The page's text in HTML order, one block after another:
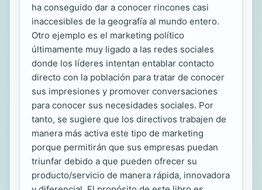
ha conseguido dar a conocer rincones casi
inaccesibles de la geografía al mundo entero.
Otro ejemplo es el marketing político
últimamente muy ligado a las redes sociales
donde los líderes intentan entablar contacto
directo con la población para tratar de conocer
sus impresiones y promover conversaciones
para conocer sus necesidades sociales. Por
tanto, se sugiere que los directivos trabajen de
manera más activa este tipo de marketing
porque permitirán que sus empresas puedan
triunfar debido a que pueden ofrecer su
producto/servicio de manera rápida, innovadora